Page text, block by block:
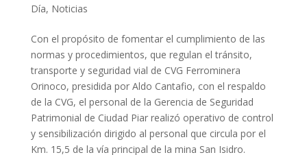
Día, Noticias
Con el propósito de fomentar el cumplimiento de las
normas y procedimientos, que regulan el tránsito,
transporte y seguridad vial de CVG Ferrominera
Orinoco, presidida por Aldo Cantafio, con el respaldo
de la CVG, el personal de la Gerencia de Seguridad
Patrimonial de Ciudad Piar realizó operativo de control
y sensibilización dirigido al personal que circula por el
Km. 15,5 de la vía principal de la mina San Isidro.